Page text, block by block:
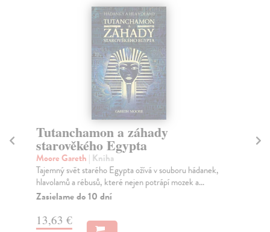
Tutanchamon a záhady
starověkého Egypta
Moore Gareth | Kniha
Tajemný svět starého Egypta ožívá v souboru hádanek,
hlavolamů a rébusů, které nejen potrápí mozek a...
Zasielame do 10 dní
13,63 €